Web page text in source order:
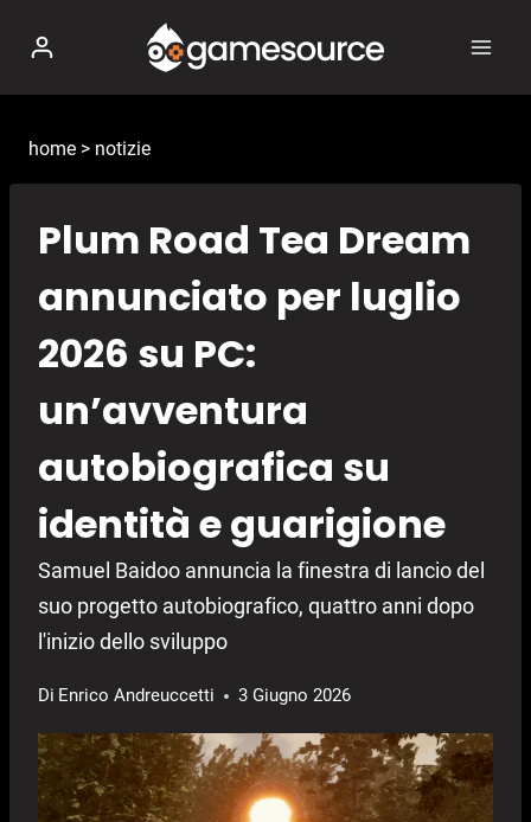
contenuto
home > notizie
Plum Road Tea Dream
annunciato per luglio
2026 su PC:
un’avventura
autobiografica su
identità e guarigione
Samuel Baidoo annuncia la finestra di lancio del
suo progetto autobiografico, quattro anni dopo
l'inizio dello sviluppo
Di Enrico Andreuccetti 3 Giugno 2026